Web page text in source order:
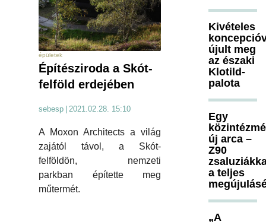
épületek
Építésziroda a Skót-
felföld erdejében
sebesp 2021.02.28. 15:10
A Moxon Architects a világ
zajától távol, a Skót-
felföldön, nemzeti
parkban építette meg
műtermét.
Kivételes
újult meg
az északi
Klotild-
palota
Egy
új arca –
Z90
a teljes
„A